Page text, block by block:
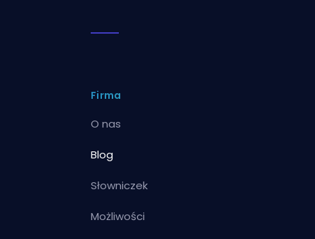
Firma
O nas
Blog
Słowniczek
Możliwości